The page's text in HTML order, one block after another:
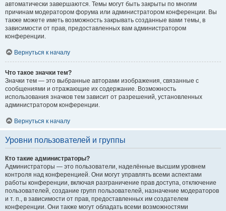
автоматически завершаются. Темы могут быть закрыты по многим
причинам модератором форума или администратором конференции. Вы
также можете иметь возможность закрывать созданные вами темы, в
зависимости от прав, предоставленных вам администратором
конференции.
Вернуться к началу
Что такое значки тем?
Значки тем — это выбранные авторами изображения, связанные с
сообщениями и отражающие их содержание. Возможность
использования значков тем зависит от разрешений, установленных
администратором конференции.
Вернуться к началу
Уровни пользователей и группы
Кто такие администраторы?
Администраторы — это пользователи, наделённые высшим уровнем
контроля над конференцией. Они могут управлять всеми аспектами
работы конференции, включая разграничение прав доступа, отключение
пользователей, создание групп пользователей, назначение модераторов
и т. п., в зависимости от прав, предоставленных им создателем
конференции. Они также могут обладать всеми возможностями